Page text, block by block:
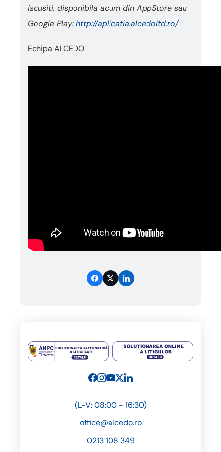
iscusiti, disponibila acum din AppStore sau
Google Play: http://aplicatia.alcedoltd.ro/
Echipa ALCEDO
(L-V: 08:00 - 16:30)
office@alcedo.ro
0213 108 349